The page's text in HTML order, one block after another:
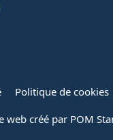
Politique de cookies
web créé par POM